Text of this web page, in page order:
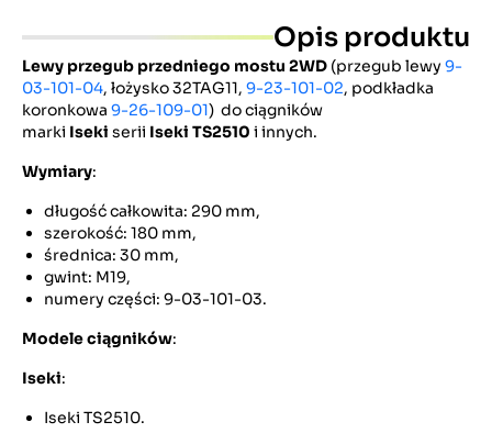
Opis produktu
Lewy przegub przedniego mostu 2WD (przegub lewy 9-
03-101-04, łożysko 32TAG11, 9-23-101-02, podkładka
koronkowa 9-26-109-01) do ciągników
marki Iseki serii Iseki TS2510 i innych.
Wymiary:
długość całkowita: 290 mm,
szerokość: 180 mm,
średnica: 30 mm,
gwint: M19,
numery części: 9-03-101-03.
Modele ciągników:
Iseki:
Iseki TS2510.